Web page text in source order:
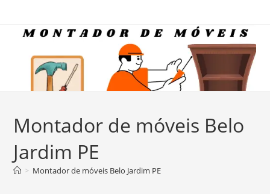
Montador de móveis Belo
Jardim PE
> Montador de móveis Belo Jardim PE